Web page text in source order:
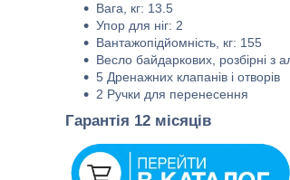
Вага, кг: 13.5
Упор для ніг: 2
Вантажопідйомність, кг: 155
Весло байдаркових, розбірні з
5 Дренажних клапанів і отворів
2 Ручки для перенесення
Гарантія 12 місяців